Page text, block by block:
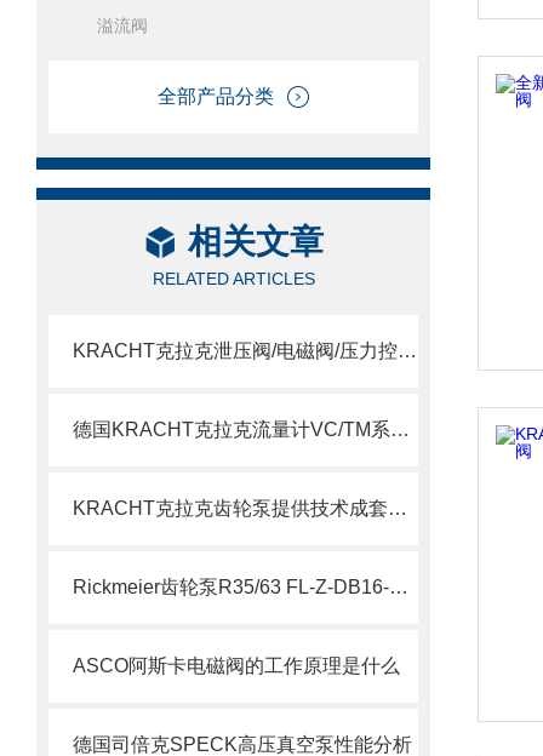
溢流阀
全部产品分类
相关文章
RELATED ARTICLES
KRACHT克拉克泄压阀/电磁阀/压力控制阀选型指南
德国KRACHT克拉克流量计VC/TM系列说明
KRACHT克拉克齿轮泵提供技术成套组装
Rickmeier齿轮泵R35/63 FL-Z-DB16-W-SAE2-R为石油系统保驾护航
ASCO阿斯卡电磁阀的工作原理是什么
德国司倍克SPECK高压真空泵性能分析